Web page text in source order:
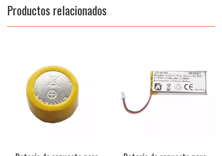
Productos relacionados